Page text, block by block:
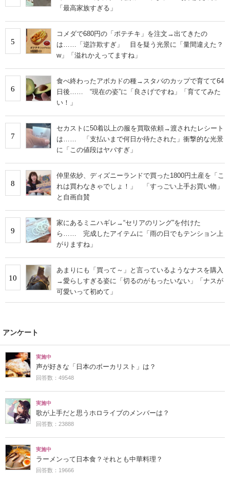
「最高家族すぎる」
5
コメダで680円の「ポテチキ」を注文→出てきたの
は……「逆詐欺すぎ」 目を疑う光景に「量間違えた？
w」「溢れかえってますね」
6
食べ終わったアボカドの種→スタバのカップで育てて64
日後…… “現在の姿”に「良さげですね」「育ててみた
い！」
7
セカストに50着以上の服を買取依頼→渡されたレシート
は…… 「支払いまで何日か待たされた」衝撃的な光景
に「この値段はヤバすぎ」
8
仲里依紗、ディズニーランドで買った1800円土産を「こ
れは買わなきゃでしょ！」 「すっごい上手お買い物」
と自画自賛
9
家にあるミニハギレ→“セリアのリング”を付けた
ら…… 完成したアイテムに「雨の日でもテンション上
がりますね」
10
あまりにも「買って～」と言っているようなナスを購入
→愛らしすぎる姿に「切るのがもったいない」「ナスが
可愛いって初めて」
アンケート
実施中
声が好きな「日本のボーカリスト」は？
回答数：49548
実施中
歌が上手だと思うホロライブのメンバーは？
回答数：23888
実施中
ラーメンって日本食？それとも中華料理？
回答数：19666